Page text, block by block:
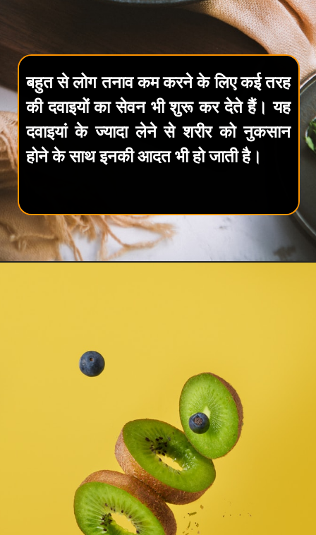
बहुत से लोग तनाव कम करने के लिए कई तरह
की दवाइयों का सेवन भी शुरू कर देते हैं। यह
दवाइयां के ज्यादा लेने से शरीर को नुकसान
होने के साथ इनकी आदत भी हो जाती है।